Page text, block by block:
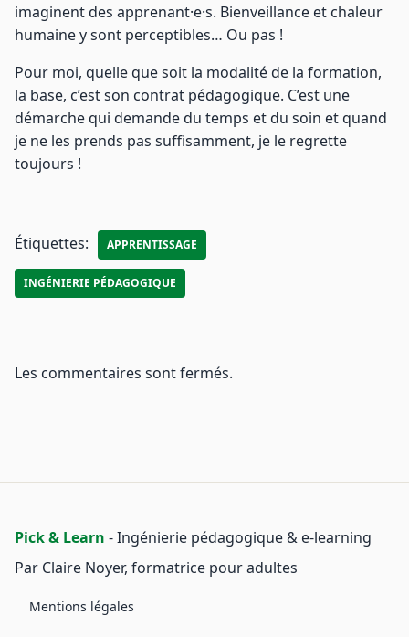
imaginent des apprenant·e·s. Bienveillance et chaleur
humaine y sont perceptibles… Ou pas !
Pour moi, quelle que soit la modalité de la formation,
la base, c’est son contrat pédagogique. C’est une
démarche qui demande du temps et du soin et quand
je ne les prends pas suffisamment, je le regrette
toujours !
Étiquettes: APPRENTISSAGE
INGÉNIERIE PÉDAGOGIQUE
Les commentaires sont fermés.
Pick & Learn - Ingénierie pédagogique & e‑learning
Par Claire Noyer, formatrice pour adultes
Mentions légales